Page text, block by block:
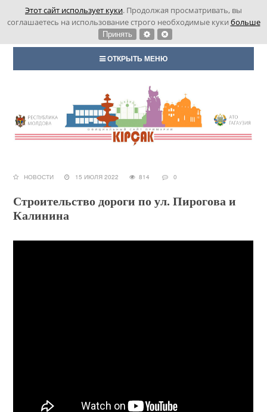
Этот сайт использует куки. Продолжая просматривать, вы
соглашаетесь на использование строго необходимые куки больше
Принять
ОТКРЫТЬ МЕНЮ
НОВОСТИ 15 ИЮЛЯ 2022 814 0
Строительство дороги по ул. Пирогова и
Калинина